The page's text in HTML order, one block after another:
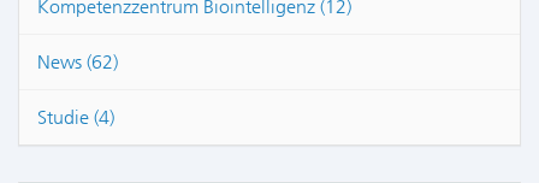
Kompetenzzentrum Biointelligenz (12)
News (62)
Studie (4)